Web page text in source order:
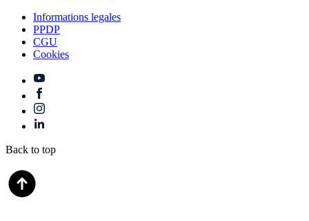
Informations legales
PPDP
CGU
Cookies
Back to top